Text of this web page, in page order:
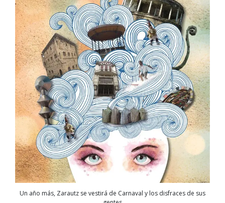
Un año más, Zarautz se vestirá de Carnaval y los disfraces de sus